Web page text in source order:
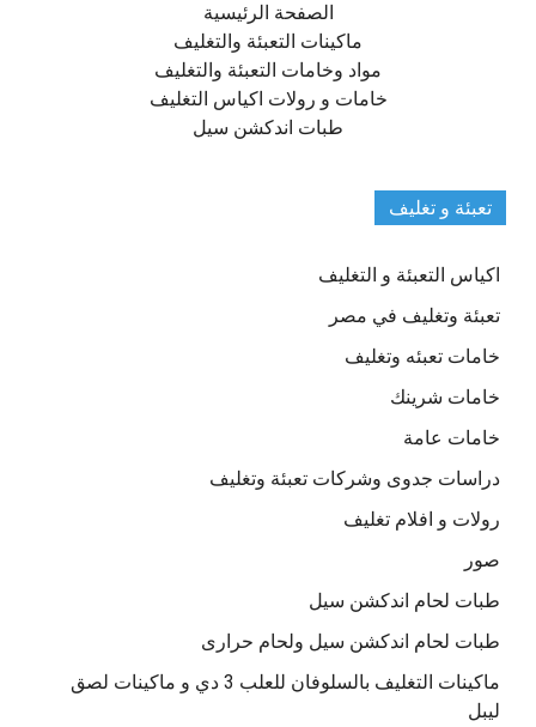
الصفحة الرئيسية
ماكينات التعبئة والتغليف
مواد وخامات التعبئة والتغليف
خامات و رولات اكياس التغليف
طبات اندكشن سيل
تعبئة و تغليف
اكياس التعبئة و التغليف
تعبئة وتغليف في مصر
خامات تعبئه وتغليف
خامات شرينك
خامات عامة
دراسات جدوى وشركات تعبئة وتغليف
رولات و افلام تغليف
صور
طبات لحام اندكشن سيل
طبات لحام اندكشن سيل ولحام حرارى
ماكينات التغليف بالسلوفان للعلب 3 دي و ماكينات لصق
ليبل